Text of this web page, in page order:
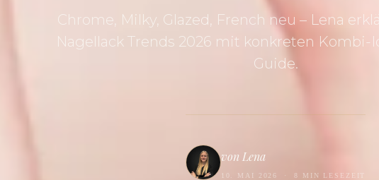
Chrome, Milky, Glazed, French neu – Lena
Nagellack Trends 2026 mit konkreten Kombi-
Guide.
von Lena
10. MAI 2026 · 8 MIN LESEZEIT